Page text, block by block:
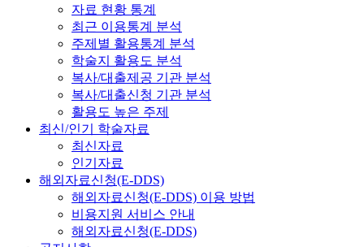
자료 현황 통계
최근 이용통계 분석
주제별 활용통계 분석
학술지 활용도 분석
복사/대출제공 기관 분석
복사/대출신청 기관 분석
활용도 높은 주제
최신/인기 학술자료
최신자료
인기자료
해외자료신청(E-DDS)
해외자료신청(E-DDS) 이용 방법
비용지원 서비스 안내
해외자료신청(E-DDS)